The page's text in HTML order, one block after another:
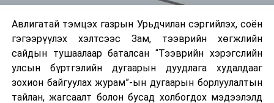
Авлигатай тэмцэх газрын Урьдчилан сэргийлэх, соён
гэгээрүүлэх хэлтсээс Зам, тээврийн хөгжлийн
сайдын тушаалаар баталсан “Тээврийн хэрэгслийн
улсын бүртгэлийн дугаарын дуудлага худалдааг
зохион байгуулах журам”-ын дугаарын борлуулалтын
тайлан, жагсаалт болон бусад холбогдох мэдээлэлд